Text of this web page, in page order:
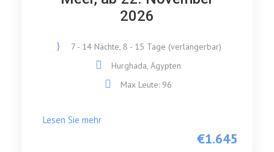
2026
€1.645
7 - 14 Nächte, 8 - 15 Tage (verlängerbar)
Hurghada, Ägypten
Max Leute: 96
Lesen Sie mehr